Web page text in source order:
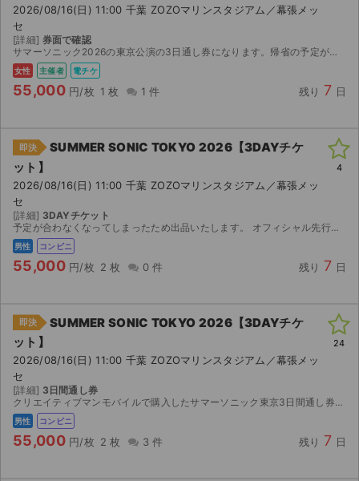
2026/08/16(日) 11:00 千葉 ZOZOマリンスタジアム／幕張メッ
セ
[詳細] 券面で確認
サマーソニック2026の東京公演の3日通し券になります。帰省の予定が入り行けなくなったので出品しました。主催者先行で取りました、8月7日15時からダウンロード開始になりますので、それ以降のお渡し...
女性 主催者 電チケ
55,000 円/枚 1 枚 1 件 残り 7 日
即決
SUMMER SONIC TOKYO 2026【3DAYチケ
ット】
2026/08/16(日) 11:00 千葉 ZOZOマリンスタジアム／幕張メッ
セ
[詳細] 3DAYチケット
予定が合わなくなってしまったため出品いたします。 オフィシャル先行で当選したチケットです。 【お渡し方法】 セブンイレブン発券。チケット発券可能になりましたら、発券情報を取引連絡にてお送りしま...
男性 コンビニ
55,000 円/枚 2 枚 0 件 残り 7 日
4
即決
SUMMER SONIC TOKYO 2026【3DAYチケ
ット】
2026/08/16(日) 11:00 千葉 ZOZOマリンスタジアム／幕張メッ
セ
[詳細] 3日間通し券
クリエイティブマンモバイルで購入したサマーソニック東京3日間通し券になります。 仕事の都合で行かれなくなってしまいました。 公演までの日数が残り少ないので安価でチケットを購入できなかった方に...
男性 コンビニ
55,000 円/枚 2 枚 3 件 残り 7 日
24